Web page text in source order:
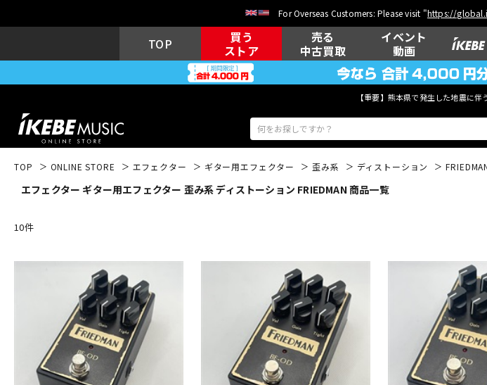
For Overseas Customers: Please visit "https://
TOP
買う
ストア
売る
中古買取
イベント
動画
【重要】熊本県で発生した地震に
アコギ/エレ
キーボード 電子ピアノ 管楽器
DJ機器 DTM DTM オンラ
イン納品
TOP ONLINE STORE エフェクター ギター用エフェクター 歪み系 ディストーション
エフェクター ギター用エフェクター 歪み系 ディストーション FRIEDMAN 商品一覧
10件